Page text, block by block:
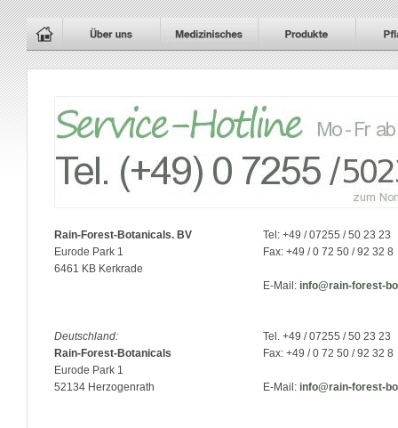
Rain-Forest-Botanicals. BV
Eurode Park 1
6461 KB Kerkrade
Deutschland:
Rain-Forest-Botanicals
Eurode Park 1
52134 Herzogenrath
Tel: +49 / 07255 / 50 23 23
Fax: +49 / 0 72 50 / 92 32 8
E-Mail: info@rain-forest-
Tel. +49 / 07255 / 50 23 23
Fax: +49 / 0 72 50 / 92 32 8
E-Mail: info@rain-forest-